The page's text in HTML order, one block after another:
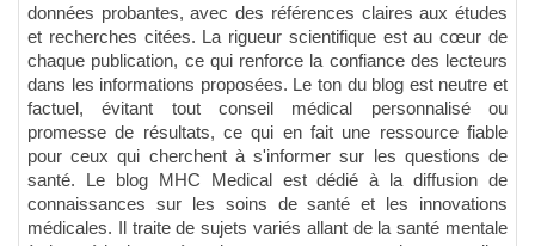
données probantes, avec des références claires aux études
et recherches citées. La rigueur scientifique est au cœur de
chaque publication, ce qui renforce la confiance des lecteurs
dans les informations proposées. Le ton du blog est neutre et
factuel, évitant tout conseil médical personnalisé ou
promesse de résultats, ce qui en fait une ressource fiable
pour ceux qui cherchent à s'informer sur les questions de
santé. Le blog MHC Medical est dédié à la diffusion de
connaissances sur les soins de santé et les innovations
médicales. Il traite de sujets variés allant de la santé mentale